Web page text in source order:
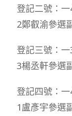
登記二號：
2鄭叡渝參選
登記三號：
3楊丞軒參選
登記四號：
1盧彥宇參選